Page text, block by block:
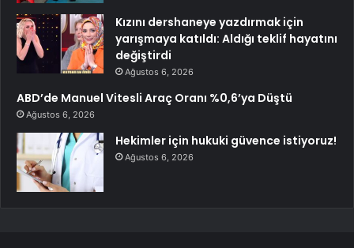
Kızını dershaneye yazdırmak için
yarışmaya katıldı: Aldığı teklif hayatını
değiştirdi
Ağustos 6, 2026
ABD’de Manuel Vitesli Araç Oranı %0,6’ya Düştü
Ağustos 6, 2026
Hekimler için hukuki güvence istiyoruz!
Ağustos 6, 2026